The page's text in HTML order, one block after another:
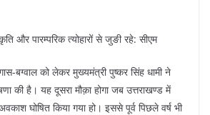
a
m
dI
n
और पारम्परिक त्योहारों से जुङी रहे: सीएम
बग्वाल को लेकर मुख्यमंत्री पुष्कर सिंह धामी ने
की है। यह दूसरा मौक़ा होगा जब उत्तराखण्ड में
घोषित किया गया हो। इससे पूर्व पिछले वर्ष भी